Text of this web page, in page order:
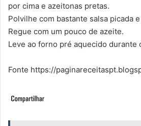
por cima e azeitonas pretas.
Polvilhe com bastante salsa picada
Regue com um pouco de azeite.
Leve ao forno pré aquecido durante
Fonte https://